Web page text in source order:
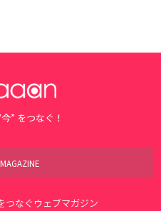
” をつなぐ！
MAGAZINE
つなぐウェブマガジン